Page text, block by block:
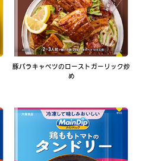
豚バラキャベツのローストガーリック炒
め